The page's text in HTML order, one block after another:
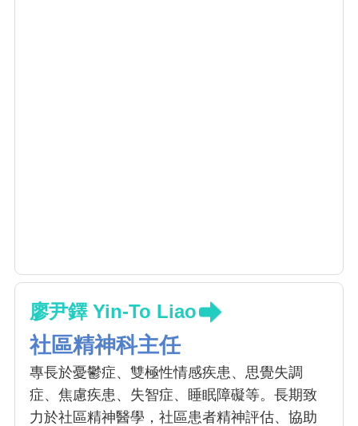
廖尹鐸 Yin-To Liao
社區精神科主任
專長於憂鬱症、雙極性情感疾患、思覺失調
症、焦慮疾患、失智症、睡眠障礙等。長期致
力於社區精神醫學，社區患者精神評估、協助